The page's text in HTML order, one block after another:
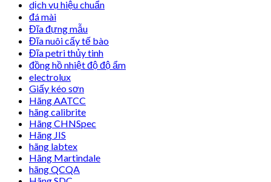
dịch vụ hiệu chuẩn
đá mài
Đĩa đựng mẫu
Đĩa nuôi cấy tế bào
Đĩa petri thủy tinh
đồng hồ nhiệt độ độ ẩm
electrolux
Giấy kéo sơn
Hãng AATCC
hãng calibrite
Hãng CHNSpec
Hãng JIS
hãng labtex
Hãng Martindale
hãng QCQA